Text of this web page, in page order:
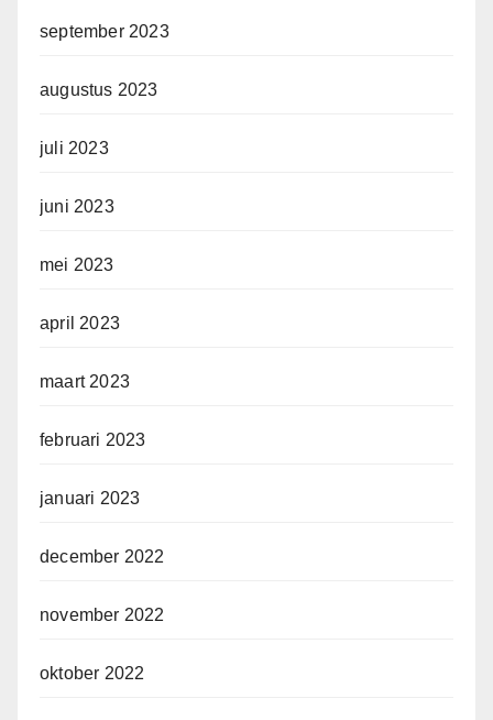
september 2023
augustus 2023
juli 2023
juni 2023
mei 2023
april 2023
maart 2023
februari 2023
januari 2023
december 2022
november 2022
oktober 2022